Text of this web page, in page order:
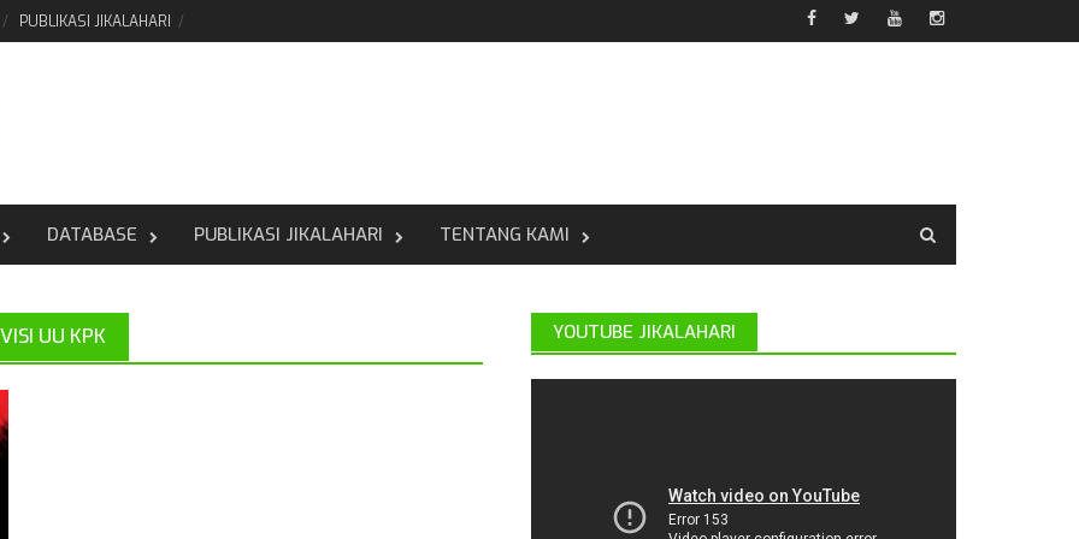
PUBLIKASI JIKALAHARI
DATABASE PUBLIKASI JIKALAHARI TENTANG KAMI
UU KPK YOUTUBE JIKALAHARI